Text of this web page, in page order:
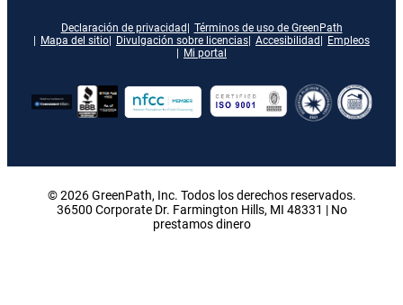
Declaración de privacidad
Términos de uso de GreenPath
Mapa del sitio
Divulgación sobre licencias Accesibilidad
Empleos
Mi portal
© 2026 GreenPath, Inc. Todos los derechos reservados.
36500 Corporate Dr. Farmington Hills, MI 48331 | No
prestamos dinero